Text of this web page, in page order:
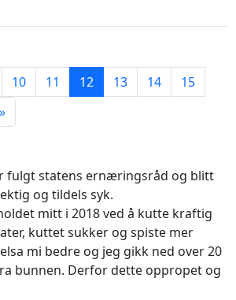
10 11 12 13 14
15
»
fulgt statens ernæringsråd og blitt
og tildels syk.
mitt i 2018 ved å kutte kraftig
kuttet sukker og spiste mer
mi bedre og jeg gikk ned over 20
bunnen. Derfor dette oppropet og